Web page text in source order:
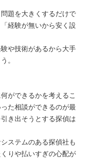
題を大きくするだけで
経験が無いから安く設
や技術があるから大手
。
ができるかを考えるこ
た相談ができるのが最
き出そうとする探偵は
ステムのある探偵社も
りや払いすぎの心配が